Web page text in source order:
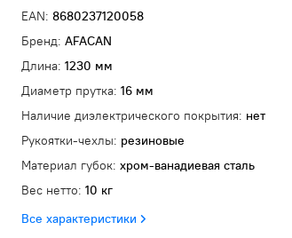
EAN: 8680237120058
Бренд: AFACAN
Длина: 1230 мм
Диаметр прутка: 16 мм
Наличие диэлектрического покрытия: нет
Рукоятки-чехлы: резиновые
Материал губок: хром-ванадиевая сталь
Вес нетто: 10 кг
Все характеристики